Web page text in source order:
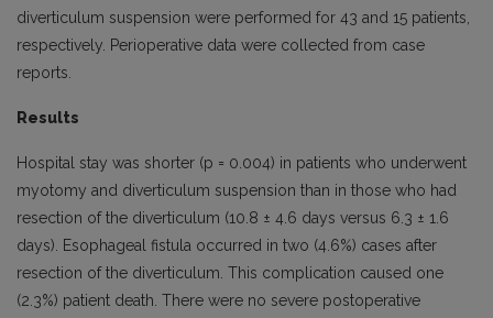
diverticulum suspension were performed for 43 and 15 patients,
respectively. Perioperative data were collected from case
reports.
Results
Hospital stay was shorter (p = 0.004) in patients who underwent
myotomy and diverticulum suspension than in those who had
resection of the diverticulum (10.8 ± 4.6 days versus 6.3 ± 1.6
days). Esophageal fistula occurred in two (4.6%) cases after
resection of the diverticulum. This complication caused one
(2.3%) patient death. There were no severe postoperative